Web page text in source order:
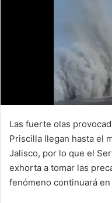
Las fuerte olas
Priscilla llegan hasta el
Jalisco, por lo que el
exhorta a tomar las
fenómeno continuará